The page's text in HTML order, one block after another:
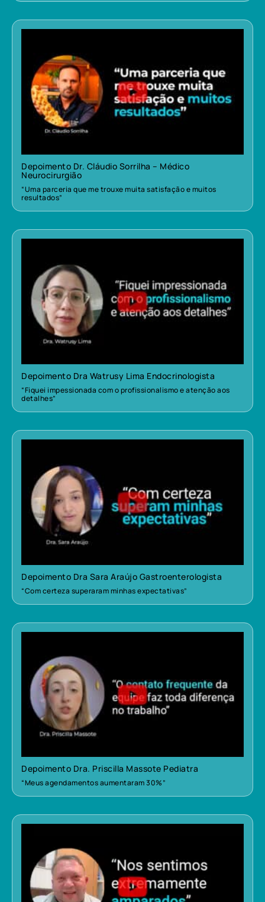
Depoimento Dr. Cláudio Sorrilha – Médico
Neurocirurgião
“Uma parceria que me trouxe muita satisfação e muitos
resultados”
Depoimento Dra Watrusy Lima Endocrinologista
“Fiquei impessionada com o profissionalismo e atenção aos
detalhes”
Depoimento Dra Sara Araújo Gastroenterologista
“Com certeza superaram minhas expectativas”
Depoimento Dra. Priscilla Massote Pediatra
“Meus agendamentos aumentaram 30%”